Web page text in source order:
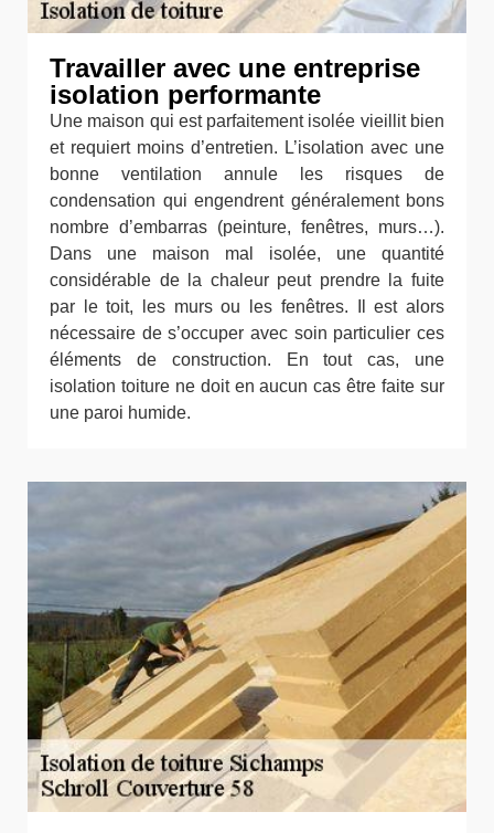
Travailler avec une entreprise
isolation performante
Une maison qui est parfaitement isolée vieillit bien
et requiert moins d’entretien. L’isolation avec une
bonne ventilation annule les risques de
condensation qui engendrent généralement bons
nombre d’embarras (peinture, fenêtres, murs…).
Dans une maison mal isolée, une quantité
considérable de la chaleur peut prendre la fuite
par le toit, les murs ou les fenêtres. Il est alors
nécessaire de s’occuper avec soin particulier ces
éléments de construction. En tout cas, une
isolation toiture ne doit en aucun cas être faite sur
une paroi humide.